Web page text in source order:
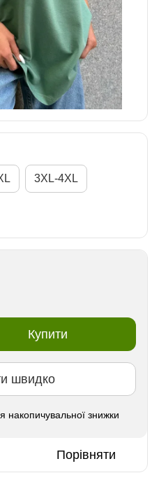
3XL-4XL
Купити
швидко
накопичувальної знижки
Порівняти